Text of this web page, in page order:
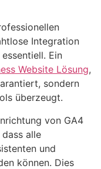
Integration
Ein
Website Lösung,
sondern
überzeugt.
von GA4
alle
und
können. Dies